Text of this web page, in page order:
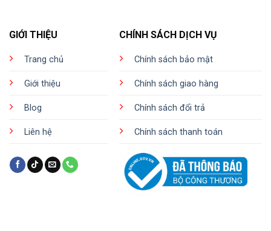
GIỚI THIỆU
Trang chủ
Giới thiệu
Blog
Liên hệ
CHÍNH SÁCH DỊCH VỤ
Chính sách bảo mật
Chính sách giao hàng
Chính sách đổi trả
Chính sách thanh toán